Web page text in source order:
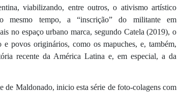
viabilizando, entre outros, o ativismo artístico
mesmo tempo, a “inscrição” do militante em
no espaço urbano marca, segundo Catela (2019), o
povos originários, como os mapuches, e, também,
recente da América Latina e, em especial, a da
de Maldonado, inicio esta série de foto-colagens com